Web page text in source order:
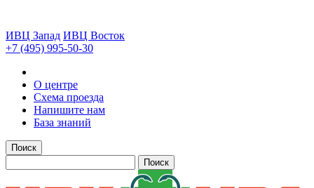
ИВЦ Запад ИВЦ Восток
+7 (495) 995-50-30
О центре
Схема проезда
Напишите нам
База знаний
Поиск
Поиск